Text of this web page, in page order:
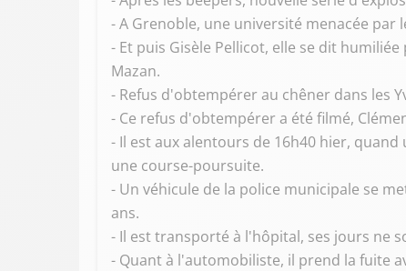
- A Grenoble, une université menacée
- Et puis Gisèle Pellicot, elle se dit
Mazan.
- Refus d'obtempérer au chêner dans les
- Ce refus d'obtempérer a été filmé,
- Il est aux alentours de 16h40 hier,
une course-poursuite.
- Un véhicule de la police municipale se
ans.
- Il est transporté à l'hôpital, ses jours ne
- Quant à l'automobiliste, il prend la fuite